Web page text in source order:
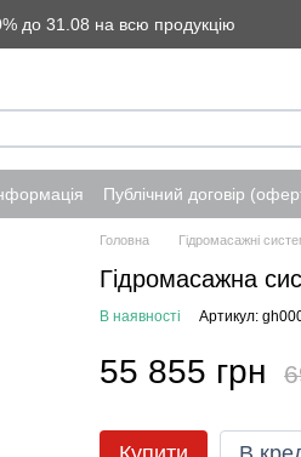
до 31.08 на всю продукцію
Публічний договір
Головна Гідромасажні
Гідромасажна
В наявності Артикул:
55 855 грн